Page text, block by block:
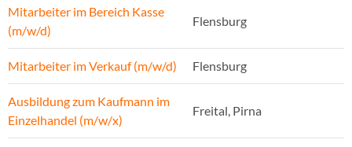
Mitarbeiter im Bereich Kasse
(m/w/d)
Flensburg
Mitarbeiter im Verkauf (m/w/d) Flensburg
Ausbildung zum Kaufmann im
Einzelhandel (m/w/x)
Freital, Pirna